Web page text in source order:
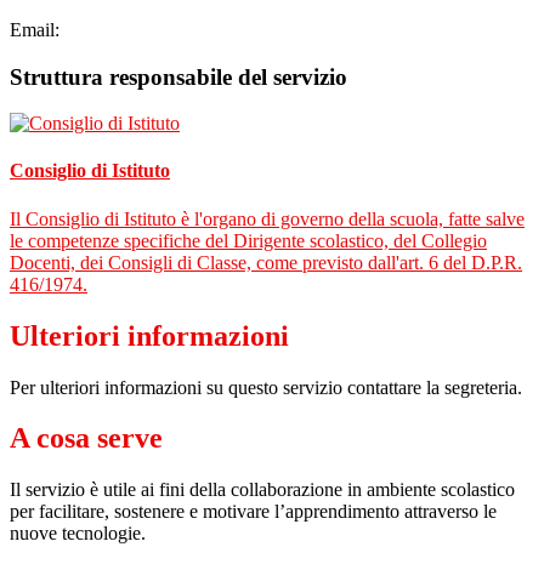
Email:
Struttura responsabile del servizio
Consiglio di Istituto
Il Consiglio di Istituto è l'organo di governo della scuola, fatte salve
le competenze specifiche del Dirigente scolastico, del Collegio
Docenti, dei Consigli di Classe, come previsto dall'art. 6 del D.P.R.
416/1974.
Ulteriori informazioni
Per ulteriori informazioni su questo servizio contattare la segreteria.
A cosa serve
Il servizio è utile ai fini della collaborazione in ambiente scolastico
per facilitare, sostenere e motivare l’apprendimento attraverso le
nuove tecnologie.